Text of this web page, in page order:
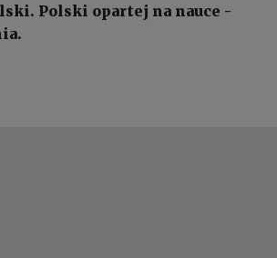
Polski opartej na nauce -